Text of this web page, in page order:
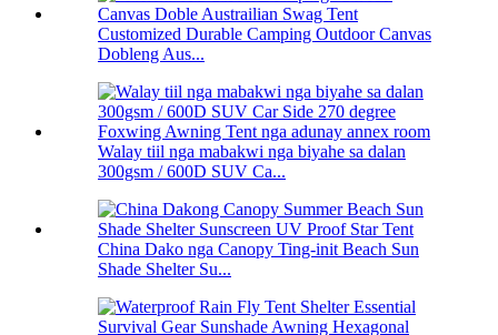
Customized Durable Camping Outdoor Canvas
Dobleng Aus...
Walay tiil nga mabakwi nga biyahe sa dalan
300gsm / 600D SUV Ca...
China Dako nga Canopy Ting-init Beach Sun
Shade Shelter Su...